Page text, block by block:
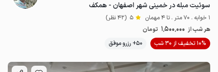
1.5 میلیون ت
سوئیت مبله در خمینی شهر اصفهان - همکف
1 خوابه . 70 متر . تا 4 مهمان 5 (42 نظر)
هر شب از 1٬500٬000 تومان
10% تخفیف از 30 شب
50+ رزرو موفق